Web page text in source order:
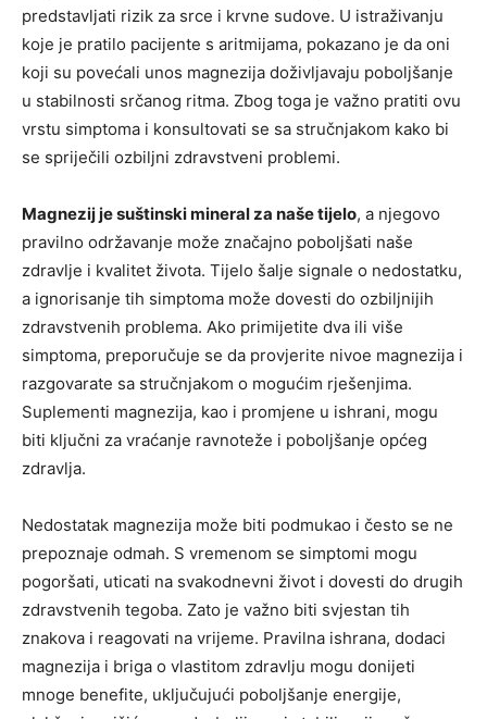
predstavljati rizik za srce i krvne sudove. U istraživanju
koje je pratilo pacijente s aritmijama, pokazano je da oni
koji su povećali unos magnezija doživljavaju poboljšanje
u stabilnosti srčanog ritma. Zbog toga je važno pratiti ovu
vrstu simptoma i konsultovati se sa stručnjakom kako bi
se spriječili ozbiljni zdravstveni problemi.
Magnezij je suštinski mineral za naše tijelo, a njegovo
pravilno održavanje može značajno poboljšati naše
zdravlje i kvalitet života. Tijelo šalje signale o nedostatku,
a ignorisanje tih simptoma može dovesti do ozbiljnijih
zdravstvenih problema. Ako primijetite dva ili više
simptoma, preporučuje se da provjerite nivoe magnezija i
razgovarate sa stručnjakom o mogućim rješenjima.
Suplementi magnezija, kao i promjene u ishrani, mogu
biti ključni za vraćanje ravnoteže i poboljšanje općeg
zdravlja.
Nedostatak magnezija može biti podmukao i često se ne
prepoznaje odmah. S vremenom se simptomi mogu
pogoršati, uticati na svakodnevni život i dovesti do drugih
zdravstvenih tegoba. Zato je važno biti svjestan tih
znakova i reagovati na vrijeme. Pravilna ishrana, dodaci
magnezija i briga o vlastitom zdravlju mogu donijeti
mnoge benefite, uključujući poboljšanje energije,